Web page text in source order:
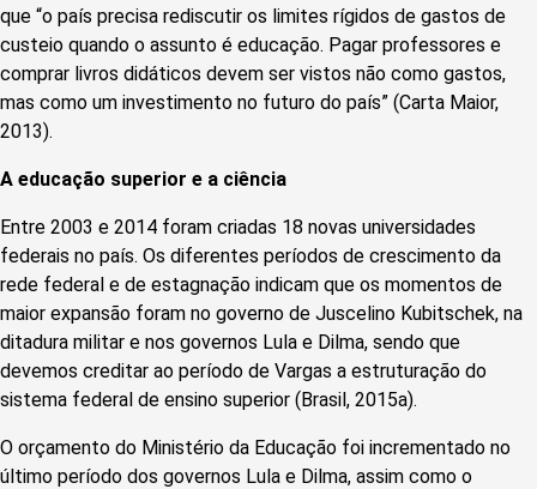
que “o país precisa rediscutir os limites rígidos de gastos de
custeio quando o assunto é educação. Pagar professores e
comprar livros didáticos devem ser vistos não como gastos,
mas como um investimento no futuro do país” (Carta Maior,
2013).
A educação superior e a ciência
Entre 2003 e 2014 foram criadas 18 novas universidades
federais no país. Os diferentes períodos de crescimento da
rede federal e de estagnação indicam que os momentos de
maior expansão foram no governo de Juscelino Kubitschek, na
ditadura militar e nos governos Lula e Dilma, sendo que
devemos creditar ao período de Vargas a estruturação do
sistema federal de ensino superior (Brasil, 2015a).
O orçamento do Ministério da Educação foi incrementado no
último período dos governos Lula e Dilma, assim como o